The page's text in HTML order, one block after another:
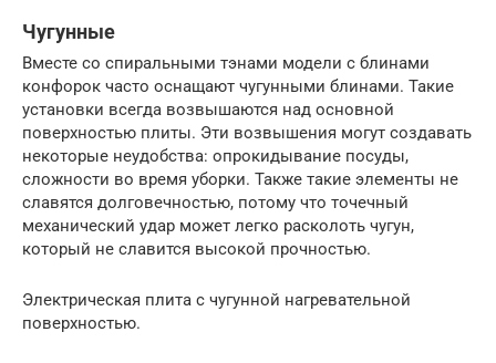
Чугунные
Вместе со спиральными тэнами модели с блинами
конфорок часто оснащают чугунными блинами. Такие
установки всегда возвышаются над основной
поверхностью плиты. Эти возвышения могут создавать
некоторые неудобства: опрокидывание посуды,
сложности во время уборки. Также такие элементы не
славятся долговечностью, потому что точечный
механический удар может легко расколоть чугун,
который не славится высокой прочностью.
Электрическая плита с чугунной нагревательной
поверхностью.